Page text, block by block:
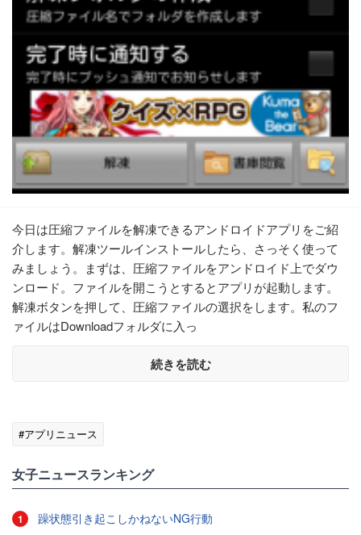
今日は圧縮ファイルを解凍できるアンドロイドアプリをご紹
介します。解凍ツールインストールしたら、さっそく使って
みましょう。まずは、圧縮ファイルをアンドロイド上でダウ
ンロード。ファイルを開こうとするとアプリが起動します。
解凍ボタンを押して、圧縮ファイルの選択をします。私のフ
ァイルはDownloadフォルダに入っ
続きを読む
#アプリニュース
女子ニュースランキング
1 躁状態引き起こしかねないNG行動